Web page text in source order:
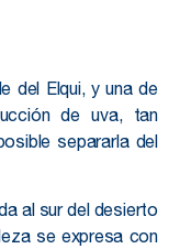
del Elqui, y una de
de uva, tan
separarla del
al sur del desierto
se expresa con